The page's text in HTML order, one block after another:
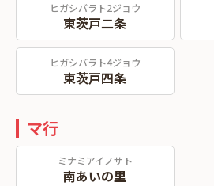
ヒガシバラト2ジョウ
東茨戸二条
ヒガシバラト4ジョウ
東茨戸四条
マ行
ミナミアイノサト
南あいの里